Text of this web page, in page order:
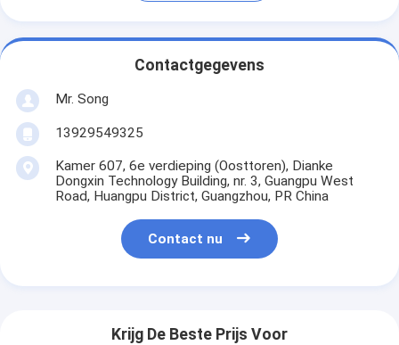
Contactgegevens
Mr. Song
13929549325
Kamer 607, 6e verdieping (Oosttoren), Dianke
Dongxin Technology Building, nr. 3, Guangpu West
Road, Huangpu District, Guangzhou, PR China
Contact nu
Krijg De Beste Prijs Voor